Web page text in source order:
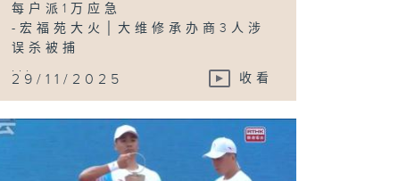
每户派1万应急
-宏福苑大火│大维修承办商3人涉
误杀被捕
...
29/11/2025 收看